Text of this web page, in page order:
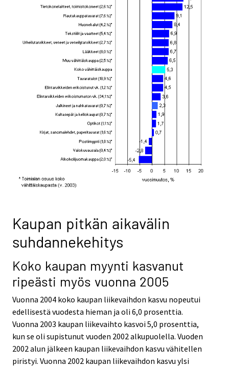
Kaupan pitkän aikavälin
suhdannekehitys
Koko kaupan myynti kasvanut
ripeästi myös vuonna 2005
Vuonna 2004 koko kaupan liikevaihdon kasvu nopeutui
edellisestä vuodesta hieman ja oli 6,0 prosenttia.
Vuonna 2003 kaupan liikevaihto kasvoi 5,0 prosenttia,
kun se oli supistunut vuoden 2002 alkupuolella. Vuoden
2002 alun jälkeen kaupan liikevaihdon kasvu vähitellen
piristyi. Vuonna 2002 kaupan liikevaihdon kasvu ylsi